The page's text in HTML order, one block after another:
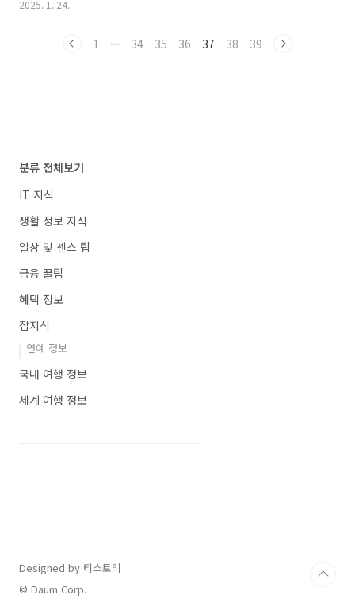
니다. 에버랜드는 봄의 튤립 축제와 여름의 워터쇼로 유명하고, 롯데월드
2025. 1. 24.
1 ··· 34 35 36 37 38 39
분류 전체보기
IT 지식
생활 정보 지식
일상 및 센스 팁
금융 꿀팁
혜택 정보
잡지식
연예 정보
국내 여행 정보
세계 여행 정보
Designed by 티스토리
© Daum Corp.